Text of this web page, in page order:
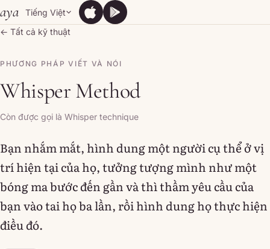
Skip to content
aya Tiếng Việt App Store
App StoreGoogle Play
Google Play
← Tất cả kỹ thuật
PHƯƠNG PHÁP VIẾT VÀ NÓI
Whisper Method
Còn được gọi là Whisper technique
Bạn nhắm mắt, hình dung một người cụ thể ở vị
trí hiện tại của họ, tưởng tượng mình như một
bóng ma bước đến gần và thì thầm yêu cầu của
bạn vào tai họ ba lần, rồi hình dung họ thực hiện
điều đó.